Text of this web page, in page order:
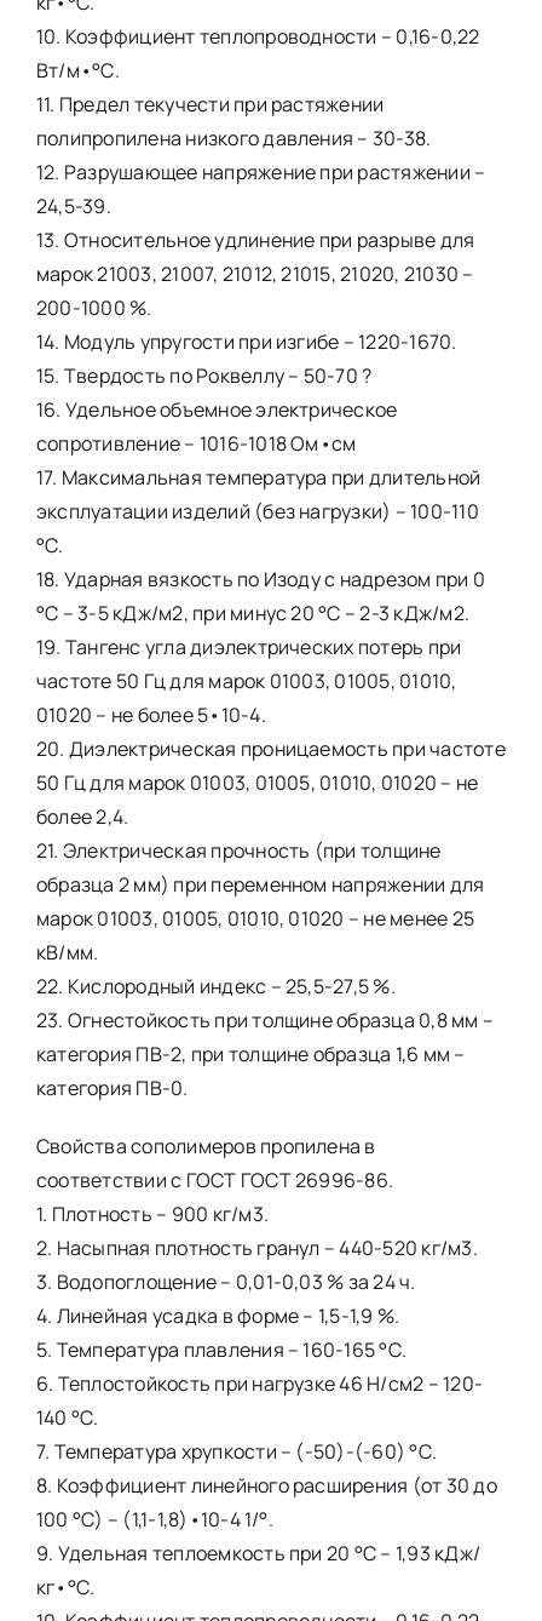
10. Коэффициент теплопроводности – 0,16-0,22
Вт/м•°С.
11. Предел текучести при растяжении
полипропилена низкого давления – 30-38.
12. Разрушающее напряжение при растяжении –
24,5-39.
13. Относительное удлинение при разрыве для
марок 21003, 21007, 21012, 21015, 21020, 21030 –
200-1000 %.
14. Модуль упругости при изгибе – 1220-1670.
15. Твердость по Роквеллу – 50-70 ?
16. Удельное объемное электрическое
сопротивление – 1016-1018 Ом•см
17. Максимальная температура при длительной
эксплуатации изделий (без нагрузки) – 100-110
°С.
18. Ударная вязкость по Изоду с надрезом при 0
°С – 3-5 кДж/м2, при минус 20 °С – 2-3 кДж/м2.
19. Тангенс угла диэлектрических потерь при
частоте 50 Гц для марок 01003, 01005, 01010,
01020 – не более 5•10-4.
20. Диэлектрическая проницаемость при частоте
50 Гц для марок 01003, 01005, 01010, 01020 – не
более 2,4.
21. Электрическая прочность (при толщине
образца 2 мм) при переменном напряжении для
марок 01003, 01005, 01010, 01020 – не менее 25
кВ/мм.
22. Кислородный индекс – 25,5-27,5 %.
23. Огнестойкость при толщине образца 0,8 мм –
категория ПВ-2, при толщине образца 1,6 мм –
категория ПВ-0.
Свойства сополимеров пропилена в
соответствии с ГОСТ ГОСТ 26996-86.
1. Плотность – 900 кг/м3.
2. Насыпная плотность гранул – 440-520 кг/м3.
3. Водопоглощение – 0,01-0,03 % за 24 ч.
4. Линейная усадка в форме – 1,5-1,9 %.
5. Температура плавления – 160-165 °С.
6. Теплостойкость при нагрузке 46 Н/см2 – 120-
140 °С.
7. Температура хрупкости – (-50)-(-60) °С.
8. Коэффициент линейного расширения (от 30 до
100 °С) – (1,1-1,8)•10-4 1/°.
9. Удельная теплоемкость при 20 °С – 1,93 кДж/
кг•°С.